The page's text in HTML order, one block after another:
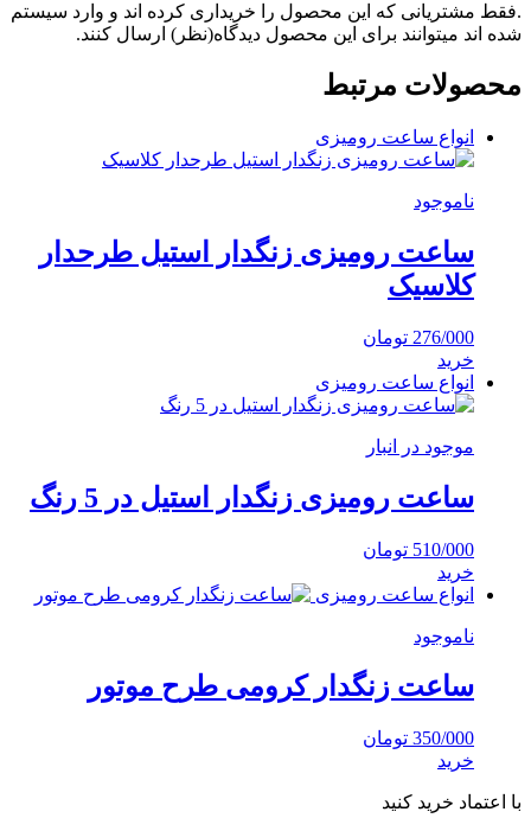
.فقط مشتریانی که این محصول را خریداری کرده اند و وارد سیستم
شده اند میتوانند برای این محصول دیدگاه(نظر) ارسال کنند.
محصولات مرتبط
انواع ساعت رومیزی
ناموجود
ساعت رومیزی زنگدار استیل طرحدار
کلاسیک
276/000 تومان
خرید
انواع ساعت رومیزی
موجود در انبار
ساعت رومیزی زنگدار استیل در 5 رنگ
510/000 تومان
خرید
انواع ساعت رومیزی
ناموجود
ساعت زنگدار کرومی طرح موتور
350/000 تومان
خرید
با اعتماد خرید کنید